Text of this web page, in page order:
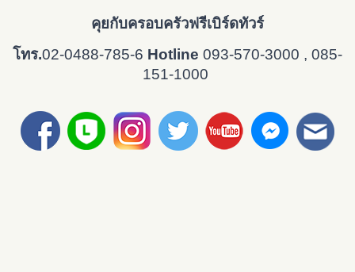
คุยกับครอบครัวฟรีเบิร์ดทัวร์
โทร.02-0488-785-6 Hotline 093-570-3000 , 085-
151-1000